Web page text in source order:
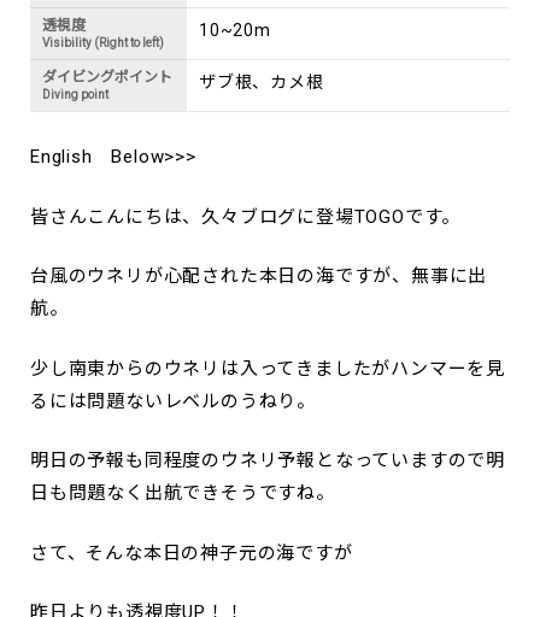
透視度
Visibility (Right to left)
10~20m
ダイビングポイント
Diving point
ザブ根、カメ根
English Below>>>
皆さんこんにちは、久々ブログに登場TOGOです。
台風のウネリが心配された本日の海ですが、無事に出
航。
少し南東からのウネリは入ってきましたがハンマーを見
るには問題ないレベルのうねり。
明日の予報も同程度のウネリ予報となっていますので明
日も問題なく出航できそうですね。
さて、そんな本日の神子元の海ですが
昨日よりも透視度UP！！